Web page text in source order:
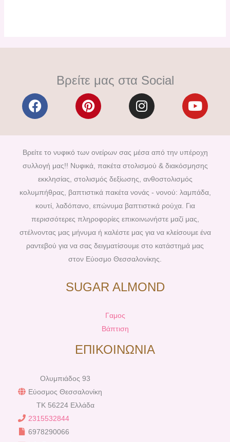
Βρείτε μας στα Social
F
a
e
b
o
o
k
P
i
t
e
r
e
s
t
I
n
t
a
g
r
a
m
Y
o
t
u
b
Βρείτε το νυφικό των ονείρων σας μέσα από την υπέροχη
συλλογή μας!! Νυφικά, πακέτα στολισμού & διακόσμησης
εκκλησίας, στολισμός δεξίωσης, ανθοστολισμός
κολυμπήθρας, βαπτιστικά πακέτα νονάς - νονού: λαμπάδα,
κουτί, λαδόπανο, επώνυμα βαπτιστικά ρούχα. Για
περισσότερες πληροφορίες επικοινωνήστε μαζί μας,
στέλνοντας μας μήνυμα ή καλέστε μας για να κλείσουμε ένα
ραντεβού για να σας δειγματίσουμε στο κατάστημά μας
στον Εύοσμο Θεσσαλονίκης.
SUGAR ALMOND
Γαμος
Βάπτιση
ΕΠΙΚΟΙΝΩΝΙΑ
Ολυμπιάδος 93
Εύοσμος Θεσσαλονίκη
TK 56224 Ελλάδα
2315532844
6978290066